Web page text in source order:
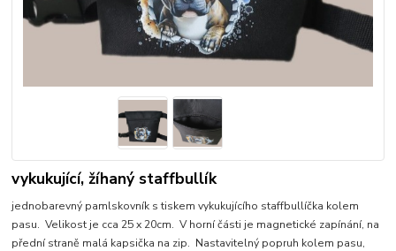
vykukující, žíhaný staffbullík
jednobarevný pamlskovník s tiskem vykukujícího staffbullíčka kolem
pasu. Velikost je cca 25 x 20cm. V horní části je magnetické zapínání, na
přední straně malá kapsička na zip. Nastavitelný popruh kolem pasu,